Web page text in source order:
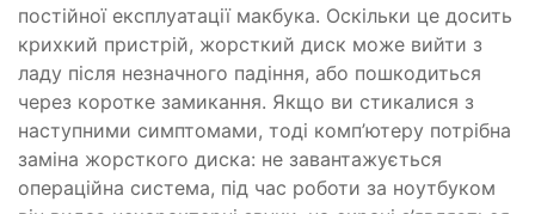
постійної експлуатації макбука. Оскільки це досить
крихкий пристрій, жорсткий диск може вийти з
ладу після незначного падіння, або пошкодиться
через коротке замикання. Якщо ви стикалися з
наступними симптомами, тоді комп’ютеру потрібна
заміна жорсткого диска: не завантажується
операційна система, під час роботи за ноутбуком